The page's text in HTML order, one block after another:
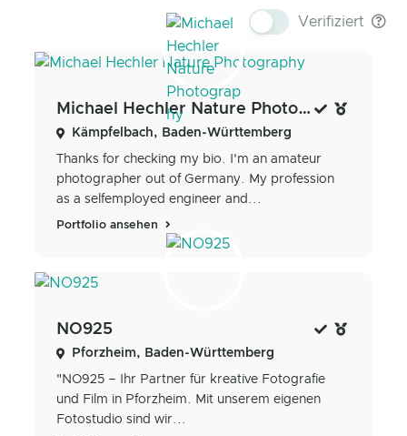
Verifiziert
Michael Hechler Nature Photography
Kämpfelbach, Baden-Württemberg
Thanks for checking my bio. I'm an amateur
photographer out of Germany. My profession
as a selfemployed engineer and...
Portfolio ansehen
NO925
Pforzheim, Baden-Württemberg
"NO925 – Ihr Partner für kreative Fotografie
und Film in Pforzheim. Mit unserem eigenen
Fotostudio sind wir...